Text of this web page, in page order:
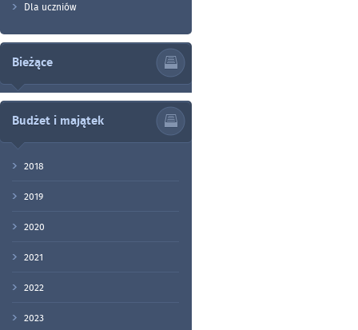
Dla uczniów
Bieżące
Budżet i majątek
2018
2019
2020
2021
2022
2023